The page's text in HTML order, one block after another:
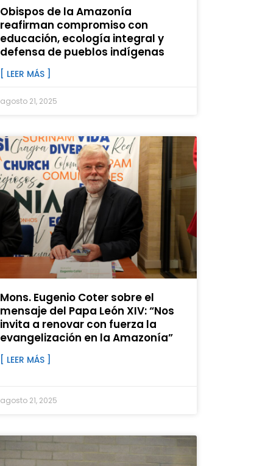
Obispos de la Amazonía
reafirman compromiso con
educación, ecología integral y
defensa de pueblos indígenas
[ LEER MÁS ]
agosto 21, 2025
Mons. Eugenio Coter sobre el
mensaje del Papa León XIV: “Nos
invita a renovar con fuerza la
evangelización en la Amazonía”
[ LEER MÁS ]
agosto 21, 2025